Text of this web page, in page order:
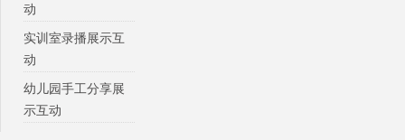
动
实训室录播展示互
动
幼儿园手工分享展
示互动